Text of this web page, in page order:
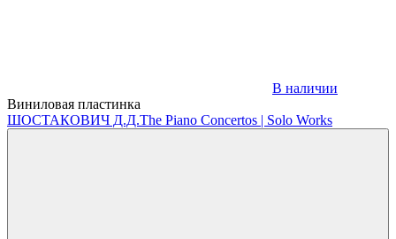
В наличии
Виниловая пластинка
ШОСТАКОВИЧ Д.Д.The Piano Concertos | Solo Works